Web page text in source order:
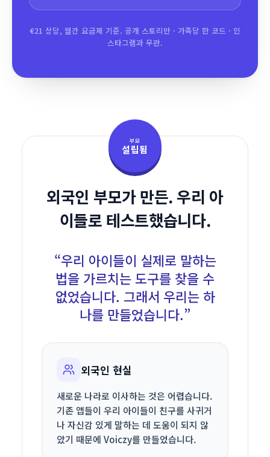
€21 상당, 월간 요금제 기준. 공개 스토리만 · 가족당 한 코드 · 인
스타그램과 무관.
부모
설립됨
외국인 부모가 만든. 우리 아
이들로 테스트했습니다.
“우리 아이들이 실제로 말하는
법을 가르치는 도구를 찾을 수
없었습니다. 그래서 우리는 하
나를 만들었습니다.”
외국인 현실
새로운 나라로 이사하는 것은 어렵습니다.
기존 앱들이 우리 아이들이 친구를 사귀거
나 자신감 있게 말하는 데 도움이 되지 않
았기 때문에 Voiczy를 만들었습니다.